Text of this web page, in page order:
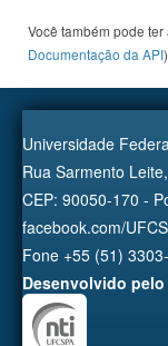
Você também pode
Documentação da API
Universidade
Rua Sarmento
CEP: 90050-170 -
facebook.com/
Fone +55 (51)
Desenvolvido pelo